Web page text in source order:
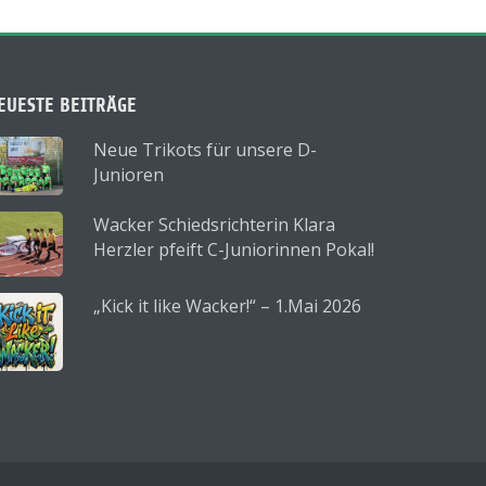
BEITRÄGE
Neue Trikots für unsere D-
Junioren
Wacker Schiedsrichterin Klara
Herzler pfeift C-Juniorinnen Pokal!
„Kick it like Wacker!“ – 1.Mai 2026